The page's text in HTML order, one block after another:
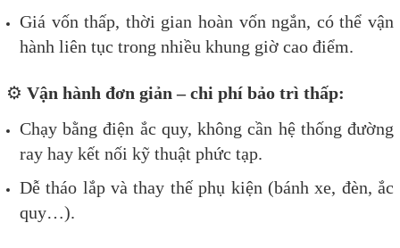
Giá vốn thấp, thời gian hoàn vốn ngắn, có thể vận
hành liên tục trong nhiều khung giờ cao điểm.
⚙️ Vận hành đơn giản – chi phí bảo trì thấp:
Chạy bằng điện ắc quy, không cần hệ thống đường
ray hay kết nối kỹ thuật phức tạp.
Dễ tháo lắp và thay thế phụ kiện (bánh xe, đèn, ắc
quy…).